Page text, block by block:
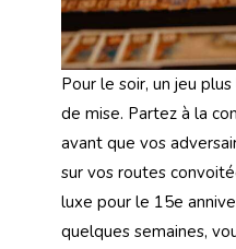
Pour le soir, un jeu
de mise. Partez à la
avant que vos
sur vos routes
luxe pour le 15e
quelques semaines,